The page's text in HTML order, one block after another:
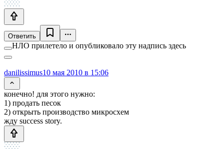
Ответить
НЛО прилетело и опубликовало эту надпись здесь
danilissimus10 мая 2010 в 15:06
конечно! для этого нужно:
1) продать песок
2) открыть производство микросхем
жду success story.